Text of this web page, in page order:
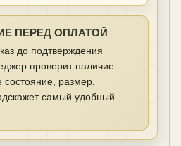
ПЕРЕД ОПЛАТОЙ
до подтверждения
проверит наличие
состояние, размер,
самый удобный